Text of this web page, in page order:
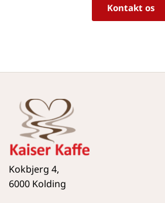
Kontakt os
Kokbjerg 4,
6000 Kolding